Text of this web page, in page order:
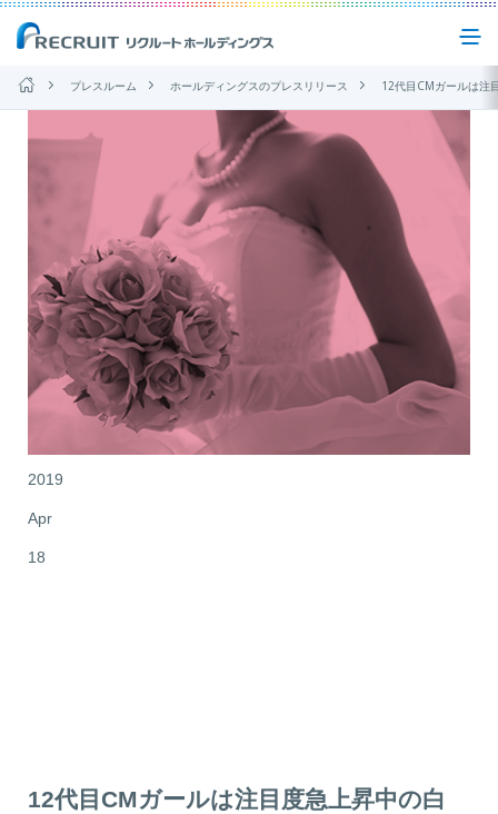
企業情報
事業紹介
サステナビリティ
IR(投資家情報)
ニュース
お問い合わせ
プレスルーム ホールディングスのプレスリリース 12代目CMガールは注目度急上昇中の白石聖花嫁の幸せの中にある"意志"を「私は、私に誓います」の歌
2019
Apr
18
12代目CMガールは注目度急上昇中の白